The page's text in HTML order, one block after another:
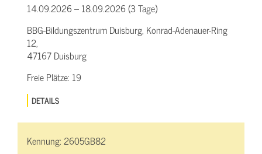
14.09.2026 – 18.09.2026 (3 Tage)
BBG-Bildungszentrum Duisburg, Konrad-Adenauer-Ring
12,
47167 Duisburg
Freie Plätze: 19
DETAILS
Kennung:2605GB82